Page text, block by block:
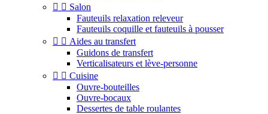
  Salon
Fauteuils relaxation releveur
Fauteuils coquille et fauteuils à pousser
  Aides au transfert
Guidons de transfert
Verticalisateurs et lève-personne
  Cuisine
Ouvre-bouteilles
Ouvre-bocaux
Dessertes de table roulantes